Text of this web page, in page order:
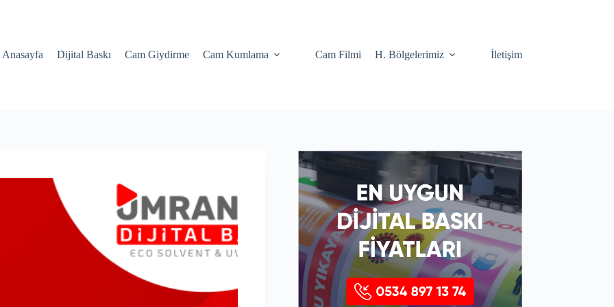
Anasayfa Dijital Baskı Cam Giydirme Cam Kumlama Cam Filmi H. Bölgelerimiz İletişim